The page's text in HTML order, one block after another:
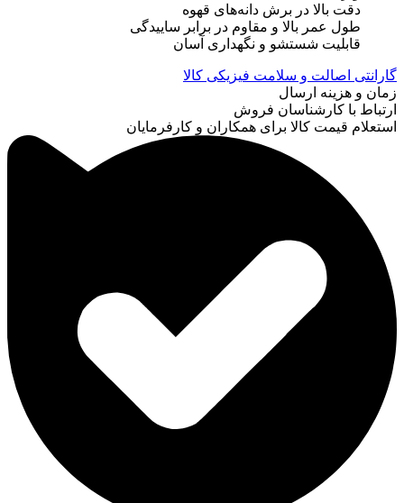
دقت بالا در برش دانه‌های قهوه
طول عمر بالا و مقاوم در برابر ساییدگی
قابلیت شستشو و نگهداری آسان
گارانتی اصالت و سلامت فیزیکی کالا
زمان و هزینه ارسال
ارتباط با کارشناسان فروش
استعلام قیمت کالا برای همکاران و کارفرمایان